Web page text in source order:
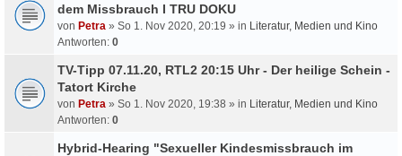
dem Missbrauch I TRU DOKU
von Petra » So 1. Nov 2020, 20:19 » in Literatur, Medien und Kino
Antworten: 0
TV-Tipp 07.11.20, RTL2 20:15 Uhr - Der heilige Schein -
Tatort Kirche
von Petra » So 1. Nov 2020, 19:38 » in Literatur, Medien und Kino
Antworten: 0
Hybrid-Hearing "Sexueller Kindesmissbrauch im